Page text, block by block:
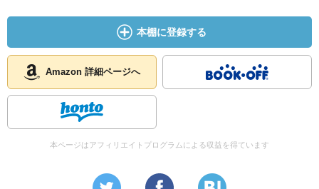
本棚に登録する
Amazon 詳細ページへ
本ページはアフィリエイトプログラムによる収益を得ています